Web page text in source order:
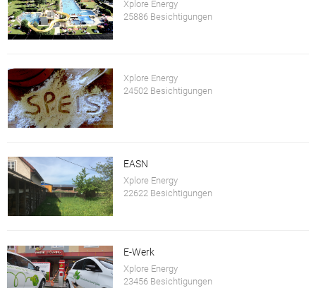
Xplore Energy
25886 Besichtigungen
Xplore Energy
24502 Besichtigungen
EASN
Xplore Energy
22622 Besichtigungen
E-Werk
Xplore Energy
23456 Besichtigungen